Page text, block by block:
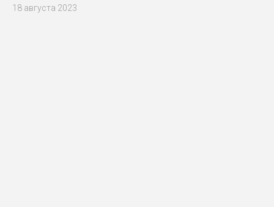
18 августа 2023